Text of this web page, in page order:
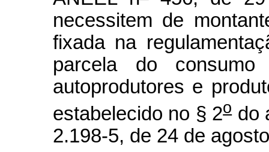
necessitem de
fixada na
parcela do
autoprodutores e
estabelecido no § 2odo
2.198-5, de 24 de